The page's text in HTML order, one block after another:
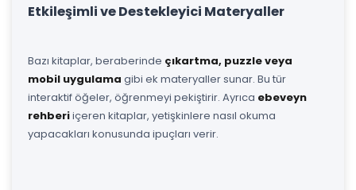
Etkileşimli ve Destekleyici Materyaller
Bazı kitaplar, beraberinde çıkartma, puzzle veya
mobil uygulama gibi ek materyaller sunar. Bu tür
interaktif öğeler, öğrenmeyi pekiştirir. Ayrıca ebeveyn
rehberiiçeren kitaplar, yetişkinlere nasıl okuma
yapacakları konusunda ipuçları verir.